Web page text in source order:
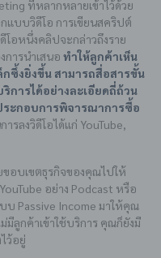
ที่หลากหลายเข้าไว้ด้วย
แบบวิดีโอ การเขียนสคริปต์
โอหนึ่งคลิปจะกล่าวถึงราย
ารนำเสนอ ทำให้ลูกค้าเห็น
ซึ้งยิ่งขึ้น สามารถสื่อสารขั้น
การได้อย่างละเอียดถี่ถ้วน
ระกอบการพิจารณาการซื้อ
รลงวิดีโอได้แก่ YouTube,
อบเขตธุรกิจของคุณไปให้
อย่าง Podcast หรือ
บบ Passive Income มาให้คุณ
มีลูกค้าเข้าใช้บริการ คุณก็ยังมี
ว้อยู่